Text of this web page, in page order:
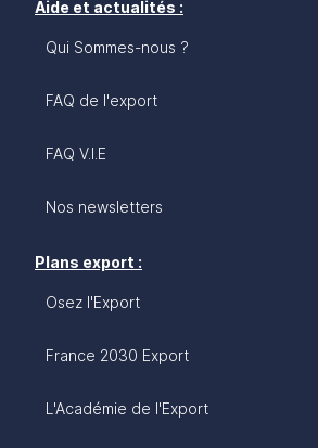
Aide et actualités :
Qui Sommes-nous ?
FAQ de l'export
FAQ V.I.E
Nos newsletters
Plans export :
Osez l'Export
France 2030 Export
L'Académie de l'Export